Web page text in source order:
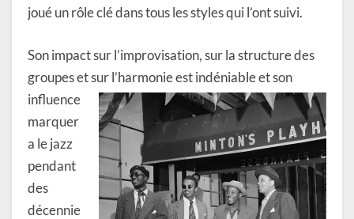
joué un rôle clé dans tous les styles qui l’ont suivi.
Son impact sur l’improvisation, sur la structure des
groupes et sur l’harmonie est indéniable et son
influence
marquer
a le jazz
pendant
des
décennie